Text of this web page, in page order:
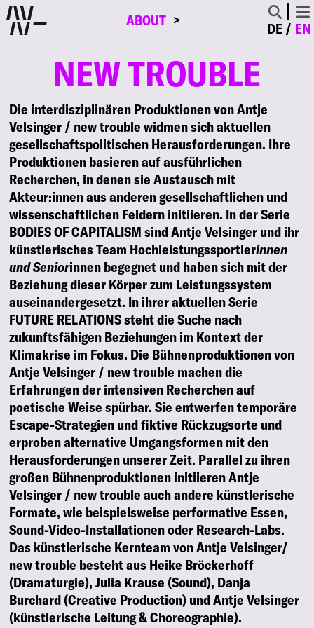
ABOUT DE EN
NEW TROUBLE
Die interdisziplinären Produktionen von Antje
Velsinger / new trouble widmen sich aktuellen
gesellschaftspolitischen Herausforderungen. Ihre
Produktionen basieren auf ausführlichen
Recherchen, in denen sie Austausch mit
Akteur:innen aus anderen gesellschaftlichen und
wissenschaftlichen Feldern initiieren. In der Serie
BODIES OF CAPITALISM sind Antje Velsinger und ihr
künstlerisches Team Hochleistungssportlerinnen
und Seniorinnen begegnet und haben sich mit der
Beziehung dieser Körper zum Leistungssystem
auseinandergesetzt. In ihrer aktuellen Serie
FUTURE RELATIONS steht die Suche nach
zukunftsfähigen Beziehungen im Kontext der
Klimakrise im Fokus. Die Bühnenproduktionen von
Antje Velsinger / new trouble machen die
Erfahrungen der intensiven Recherchen auf
poetische Weise spürbar. Sie entwerfen temporäre
Escape-Strategien und fiktive Rückzugsorte und
erproben alternative Umgangsformen mit den
Herausforderungen unserer Zeit. Parallel zu ihren
großen Bühnenproduktionen initiieren Antje
Velsinger / new trouble auch andere künstlerische
Formate, wie beispielsweise performative Essen,
Sound-Video-Installationen oder Research-Labs.
Das künstlerische Kernteam von Antje Velsinger/
new trouble besteht aus Heike Bröckerhoff
(Dramaturgie), Julia Krause (Sound), Danja
Burchard (Creative Production) und Antje Velsinger
(künstlerische Leitung & Choreographie).